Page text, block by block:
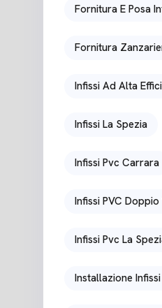
Fornitura E Posa
Fornitura
Infissi Ad Alta
Infissi La Spezia
Infissi Pvc Carrara
Infissi PVC
Infissi Pvc La
Installazione